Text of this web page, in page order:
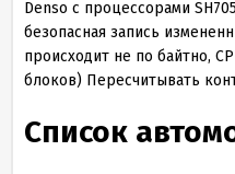
Denso c процессорами
безопасная запись
происходит не по байтно,
блоков) Пересчитывать
Список